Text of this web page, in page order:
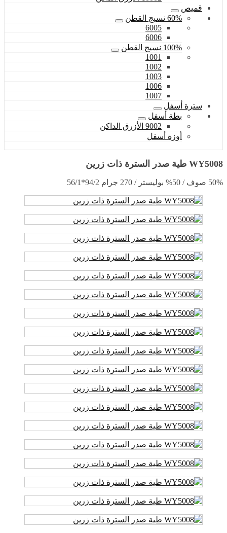
قميص
60% نسيج القطن
6005
6006
100% نسيج القطن
1001
1002
1003
1006
1007
سترة أسفل
بطة أسفل
9002 الأزرق الداكن
أوزة أسفل
WY5008 طية صدر السترة ذات زرين
50% صوف / 50% بوليستر / 270 جرام 94/2*56/1